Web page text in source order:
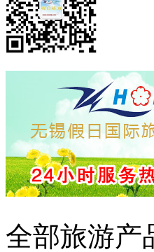
全部旅游产